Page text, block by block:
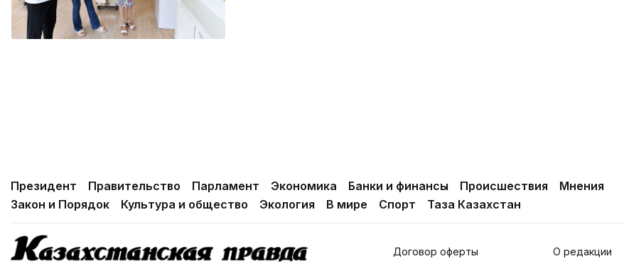
Президент Правительство Парламент Экономика Банки и финансы Происшествия
Мнения
Закон и Порядок
Культура и общество Экология В мире Спорт Таза Казахстан
Договор оферты О редакции